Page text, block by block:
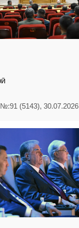
№:91 (5143), 30.07.2026